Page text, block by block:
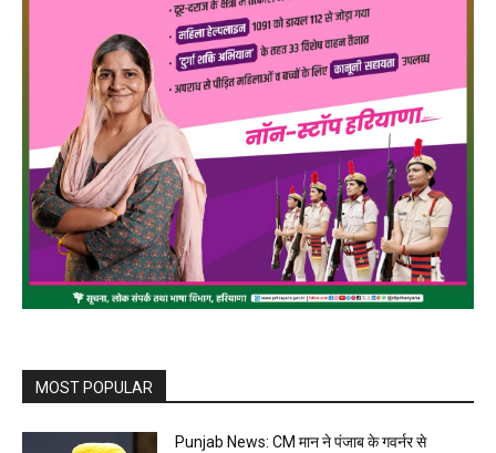
MOST POPULAR
Punjab News: CM मान ने पंजाब के गवर्नर से